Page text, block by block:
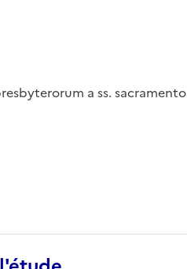
a ss. sacramento